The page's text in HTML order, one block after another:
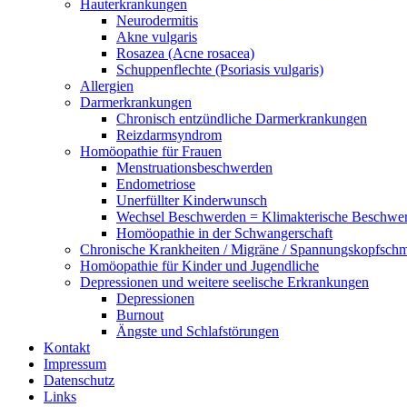
Hauterkrankungen
Neurodermitis
Akne vulgaris
Rosazea (Acne rosacea)
Schuppenflechte (Psoriasis vulgaris)
Allergien
Darmerkrankungen
Chronisch entzündliche Darmerkrankungen
Reizdarmsyndrom
Homöopathie für Frauen
Menstruationsbeschwerden
Endometriose
Unerfüllter Kinderwunsch
Wechsel Beschwerden = Klimakterische
Homöopathie in der Schwangerschaft
Chronische Krankheiten / Migräne /
Homöopathie für Kinder und Jugendliche
Depressionen und weitere seelische Erkrankungen
Depressionen
Burnout
Ängste und Schlafstörungen
Kontakt
Impressum
Datenschutz
Links